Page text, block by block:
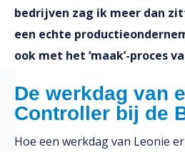
bedrijven zag ik meer dan
een echte
ook met het ‘maak’-proces
De werkdag van
Controller bij de
Hoe een werkdag van Leonie